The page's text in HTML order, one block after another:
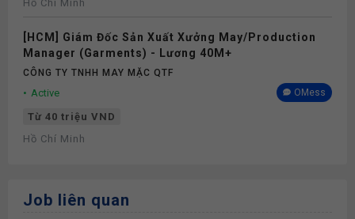
Hồ Chí Minh
[HCM] Giám Đốc Sản Xuất Xưởng May/Production
Manager (Garments) - Lương 40M+
CÔNG TY TNHH MAY MẶC QTF
Active OMess
Từ 40 triệu VND
Hồ Chí Minh
Job liên quan